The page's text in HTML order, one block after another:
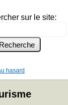
sur le site:
hasard